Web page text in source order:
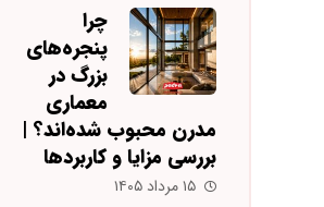
چرا
پنجره‌های
بزرگ در
معماری
مدرن محبوب شده‌اند؟ |
بررسی مزایا و کاربردها
۱۵ مرداد ۱۴۰۵